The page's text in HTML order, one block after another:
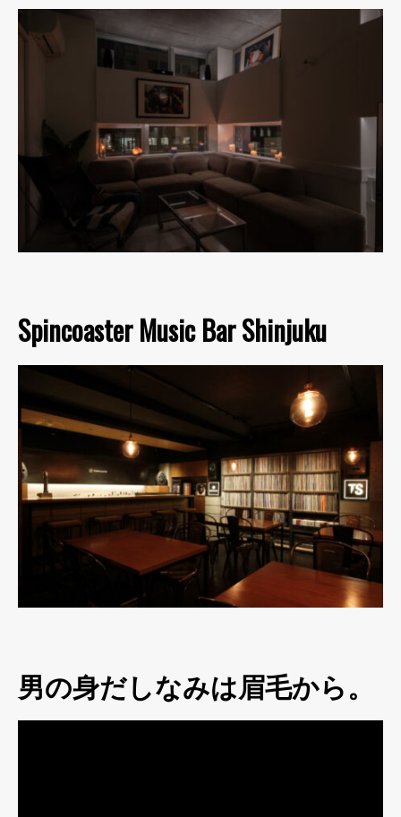
Spincoaster Music Bar Shinjuku
男の身だしなみは眉毛から。